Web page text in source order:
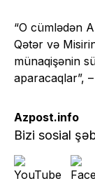
“O cümlədən
Qətər və
münaqişənin
aparacaqlar”,
Azpost.info
Bizi sosial